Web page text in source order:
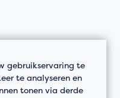
gebruikservaring te
te analyseren en
tonen via derde